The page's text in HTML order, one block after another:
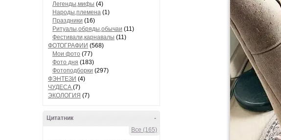
Легенды,мифы (4)
Народы,племена (1)
Праздники (16)
Ритуалы,обряды,обычаи (11)
Фестивали,карнавалы (11)
ФОТОГРАФИИ (568)
Мои фото (77)
Фото дня (183)
Фотоподборки (297)
ФЭНТЕЗИ (4)
ЧУДЕСА (7)
ЭКОЛОГИЯ (7)
-
Цитатник
Все (165)